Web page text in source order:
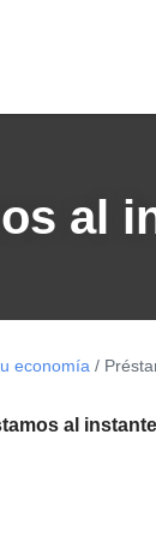
al
economía /
al instante